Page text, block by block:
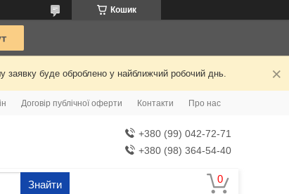
Кошик
заявку буде оброблено у найближчий робочий днь.
Договір публічної оферти Контакти Про нас
+380 (99) 042-72-71
+380 (98) 364-54-40
Знайти